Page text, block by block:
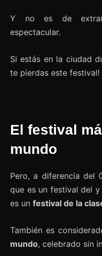
Y no es de
espectacular.
Si estás en la ciudad
te pierdas este festival!
El festival
mundo
Pero, a diferencia del
que es un festival del
es un festival de la
También es
mundo, celebrado sin